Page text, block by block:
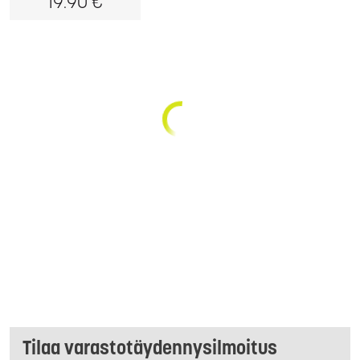
Tilaa varastotäydennysilmoitus